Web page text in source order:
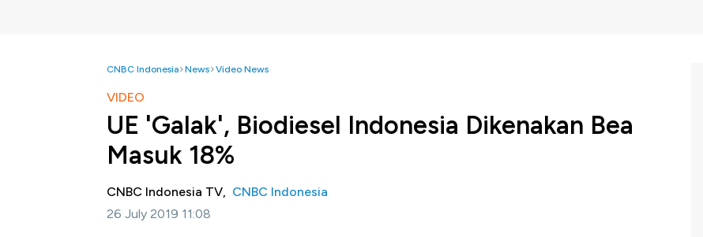
CNBC Indonesia News Video News
VIDEO
UE 'Galak', Biodiesel Indonesia Dikenakan Bea
Masuk 18%
CNBC Indonesia TV, CNBC Indonesia
26 July 2019 11:08